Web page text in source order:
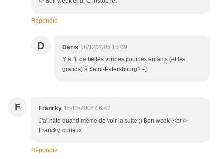
Répondre
D Denis 16/12/2006 15:09
Y a t'il de belles vitrines pour les enfants (et les
grands) à Saint-Petersbourg?:-{)
F Francky 16/12/2006 06:42
J'ai hâte quand même de voir la suite ;) Bon week !<br />
Francky, curieux
Répondre